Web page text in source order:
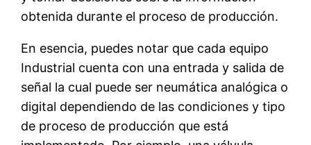
obtenida durante el proceso de producción.
En esencia, puedes notar que cada equipo
Industrial cuenta con una entrada y salida de
señal la cual puede ser neumática analógica o
digital dependiendo de las condiciones y tipo
de proceso de producción que está